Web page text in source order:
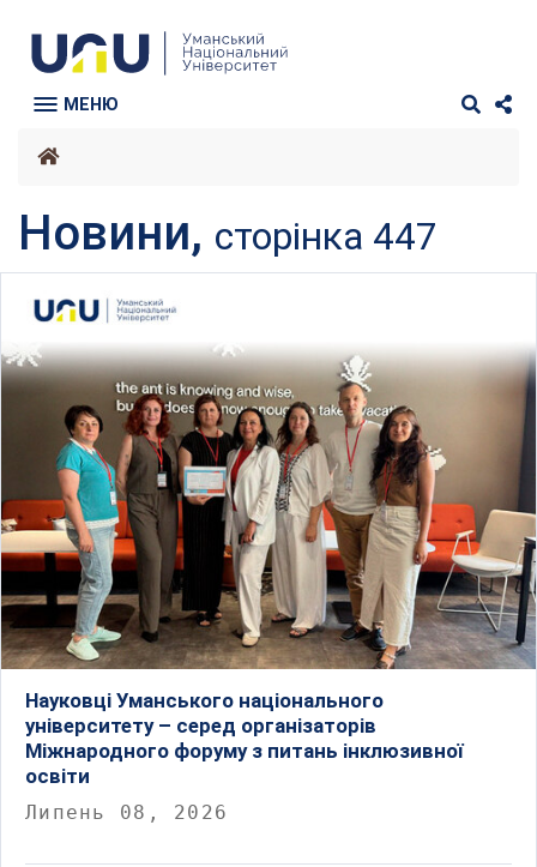
МЕНЮ
Новини, сторінка 447
Науковці Уманського національного
університету – серед організаторів
Міжнародного форуму з питань інклюзивної
освіти
Липень 08, 2026